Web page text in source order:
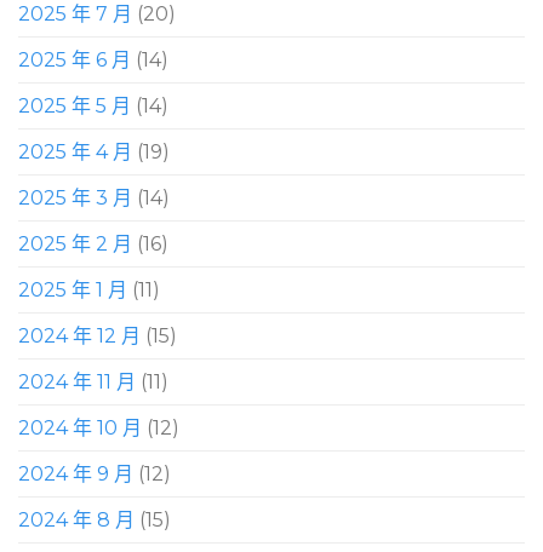
2025 年 7 月 (20)
2025 年 6 月 (14)
2025 年 5 月 (14)
2025 年 4 月 (19)
2025 年 3 月 (14)
2025 年 2 月 (16)
2025 年 1 月 (11)
2024 年 12 月 (15)
2024 年 11 月 (11)
2024 年 10 月 (12)
2024 年 9 月 (12)
2024 年 8 月 (15)